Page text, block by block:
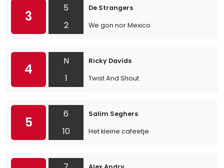
3
5
2
De Strangers
We gon nor Mexico
4
N
1
Ricky Davids
Twist And Shout
5
6
10
Salim Seghers
Het kleine cafeetje